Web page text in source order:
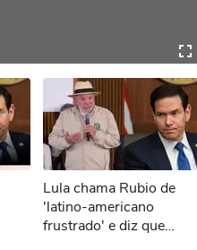
Lula chama Rubio de
'latino-americano
frustrado' e diz que